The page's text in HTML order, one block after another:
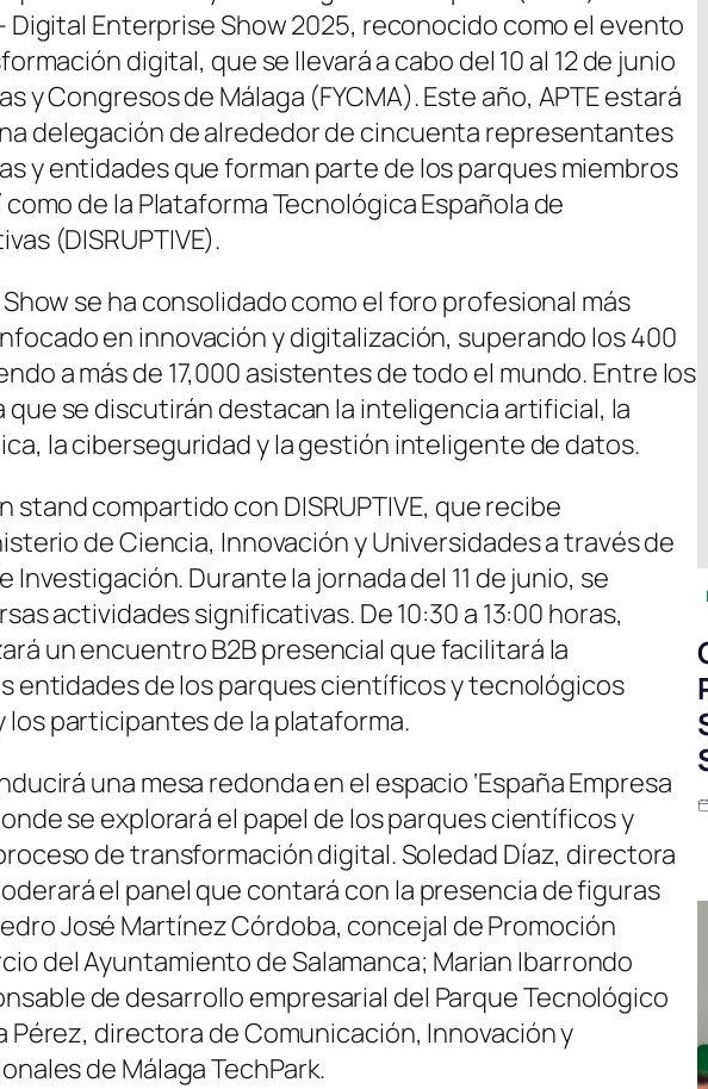
Digital Enterprise Show 2025, reconocido como el evento
digital, que se llevará a cabo del 10 al 12 de junio
y Congresos de Málaga (FYCMA). Este año, APTE estará
delegación de alrededor de cincuenta representantes
y entidades que forman parte de los parques miembros
de la Plataforma Tecnológica Española de
(DISRUPTIVE).
se ha consolidado como el foro profesional más
en innovación y digitalización, superando los 400
a más de 17,000 asistentes de todo el mundo. Entre los
que se discutirán destacan la inteligencia artificial, la
la ciberseguridad y la gestión inteligente de datos.
stand compartido con DISRUPTIVE, que recibe
de Ciencia, Innovación y Universidades a través de
Investigación. Durante la jornada del 11 de junio, se
actividades significativas. De 10:30 a 13:00 horas,
un encuentro B2B presencial que facilitará la
entidades de los parques científicos y tecnológicos
los participantes de la plataforma.
una mesa redonda en el espacio ‘España Empresa
se explorará el papel de los parques científicos y
de transformación digital. Soledad Díaz, directora
el panel que contará con la presencia de figuras
José Martínez Córdoba, concejal de Promoción
del Ayuntamiento de Salamanca; Marian Ibarrondo
de desarrollo empresarial del Parque Tecnológico
Pérez, directora de Comunicación, Innovación y
de Málaga TechPark.